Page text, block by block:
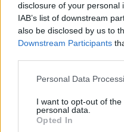
disclosure of your personal
IAB’s list of downstream
also be disclosed by us to
Downstream Participants
Please note that this
not limited to your visit or
grant or deny consent to
use your data for below
Personal Data
I want to opt-out of
personal data.
Opted In